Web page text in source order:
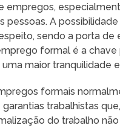
empregos,
pessoas. A
sendo a porta de
formal é a
maior tranquilidade
formais
garantias trabalhistas
do trabalho